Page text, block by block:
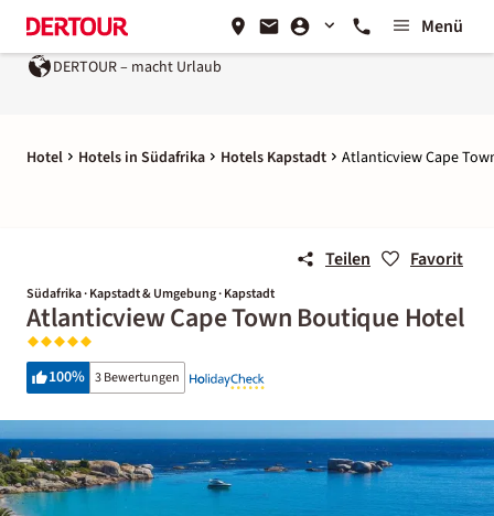
Menü
DERTOUR – macht Urlaub
Hotel Hotels in Südafrika Hotels Kapstadt Atlanticview Cape
Teilen Favorit
Südafrika · Kapstadt & Umgebung · Kapstadt
Atlanticview Cape Town Boutique Hotel
100% 3 Bewertungen